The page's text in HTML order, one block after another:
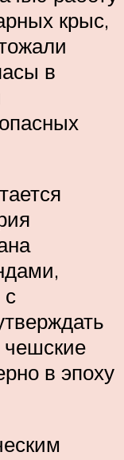
крыс,
в
с
в эпоху